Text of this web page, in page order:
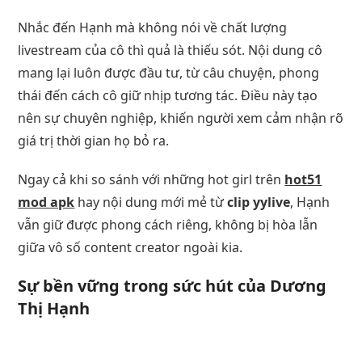
Nhắc đến Hạnh mà không nói về chất lượng
livestream của cô thì quả là thiếu sót. Nội dung cô
mang lại luôn được đầu tư, từ câu chuyện, phong
thái đến cách cô giữ nhịp tương tác. Điều này tạo
nên sự chuyên nghiệp, khiến người xem cảm nhận rõ
giá trị thời gian họ bỏ ra.
Ngay cả khi so sánh với những hot girl trên hot51
mod apk hay nội dung mới mẻ từclip yylive, Hạnh
vẫn giữ được phong cách riêng, không bị hòa lẫn
giữa vô số content creator ngoài kia.
Sự bền vững trong sức hút của Dương
Thị Hạnh